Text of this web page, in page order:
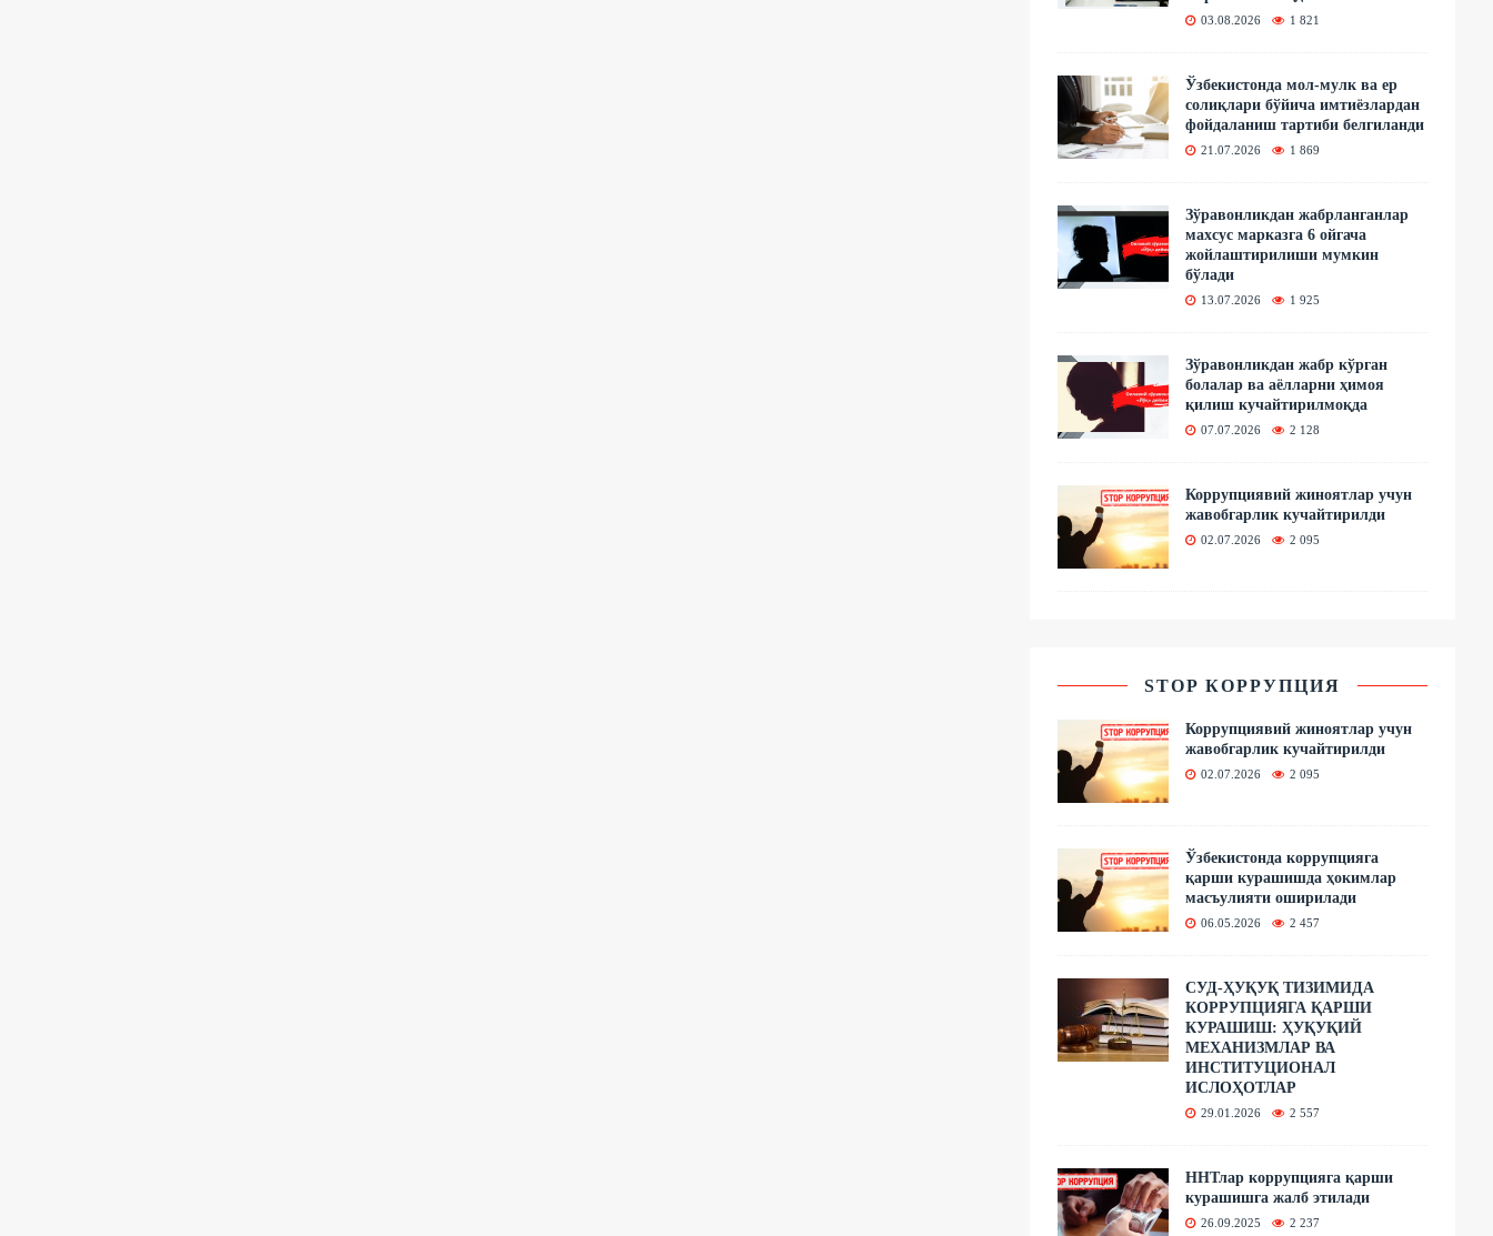
03.08.2026 1 821
Ўзбекистонда мол-мулк ва ер
солиқлари бўйича имтиёзлардан
фойдаланиш тартиби белгиланди
21.07.2026 1 869
Зўравонликдан жабрланганлар
махсус марказга 6 ойгача
жойлаштирилиши мумкин
бўлади
13.07.2026 1 925
Зўравонликдан жабр кўрган
болалар ва аёлларни ҳимоя
қилиш кучайтирилмоқда
07.07.2026 2 128
Коррупциявий жиноятлар учун
жавобгарлик кучайтирилди
02.07.2026 2 095
STOP КОРРУПЦИЯ
Коррупциявий жиноятлар учун
жавобгарлик кучайтирилди
02.07.2026 2 095
Ўзбекистонда коррупцияга
қарши курашишда ҳокимлар
масъулияти оширилади
06.05.2026 2 457
СУД-ҲУҚУҚ ТИЗИМИДА
КОРРУПЦИЯГА ҚАРШИ
КУРАШИШ: ҲУҚУҚИЙ
МЕХАНИЗМЛАР ВА
ИНСТИТУЦИОНАЛ
ИСЛОҲОТЛАР
29.01.2026 2 557
ННТлар коррупцияга қарши
курашишга жалб этилади
26.09.2025 2 237